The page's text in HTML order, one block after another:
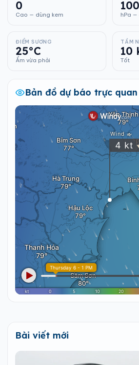
0
Cao — dùng kem hPa —
ĐIỂM SƯƠNG
25°C
Ẩm vừa phải
TẦM
10
Tốt
Bản đồ dự báo trực quan
Bài viết mới